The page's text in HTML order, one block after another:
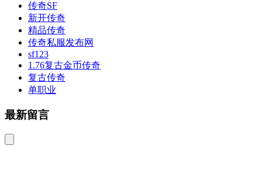
传奇SF
新开传奇
精品传奇
传奇私服发布网
sf123
1.76复古金币传奇
复古传奇
单职业
最新留言